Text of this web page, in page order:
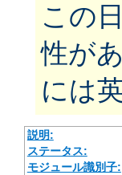
この
性が
には
説明:
ステータス:
モジュール識別子: